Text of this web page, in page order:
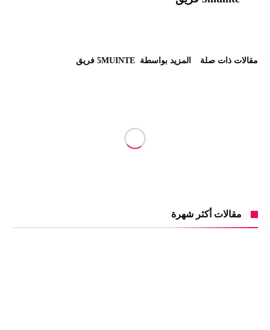
‫مقالات ذات صلة‬ ‫‫المزيد بواسطة‬ ‬ 5MUINTE فريق
مقالات أكثر شهرة